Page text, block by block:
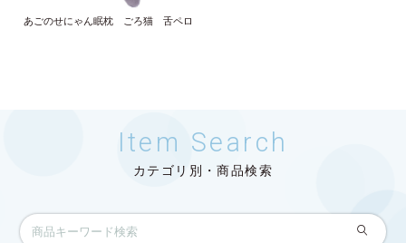
あごのせにゃん眠枕 ごろ猫 舌ペロ
Item Search
カテゴリ別・商品検索